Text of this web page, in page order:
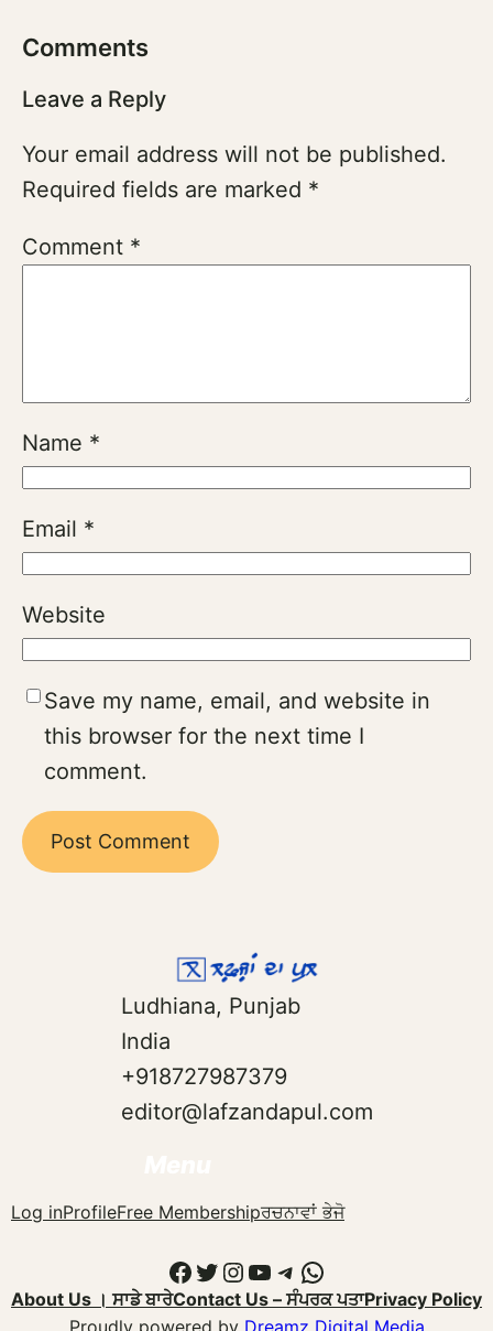
Comments
Leave a Reply
Your email address will not be published.
Required fields are marked *
Comment *
Name *
Email *
Website
Save my name, email, and website in
this browser for the next time I
comment.
Ludhiana, Punjab
India
+918727987379
editor@lafzandapul.com
Log inProfileFree Membershipਰਚਨਾਵਾਂ ਭੇਜੋ
Facebook
Twitter
Instagram
YouTube
Telegram
WhatsApp
About Us । ਸਾਡੇ ਬਾਰੇContact Us – ਸੰਪਰਕ ਪਤਾPrivacy Policy
Proudly powered by Dreamz Digital Media